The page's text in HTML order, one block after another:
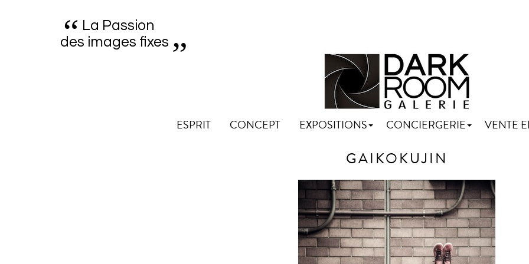
“ La Passion
des images fixes „
ESPRIT CONCEPT EXPOSITIONS CONCIERGERIE VENTE
GAIKOKUJIN